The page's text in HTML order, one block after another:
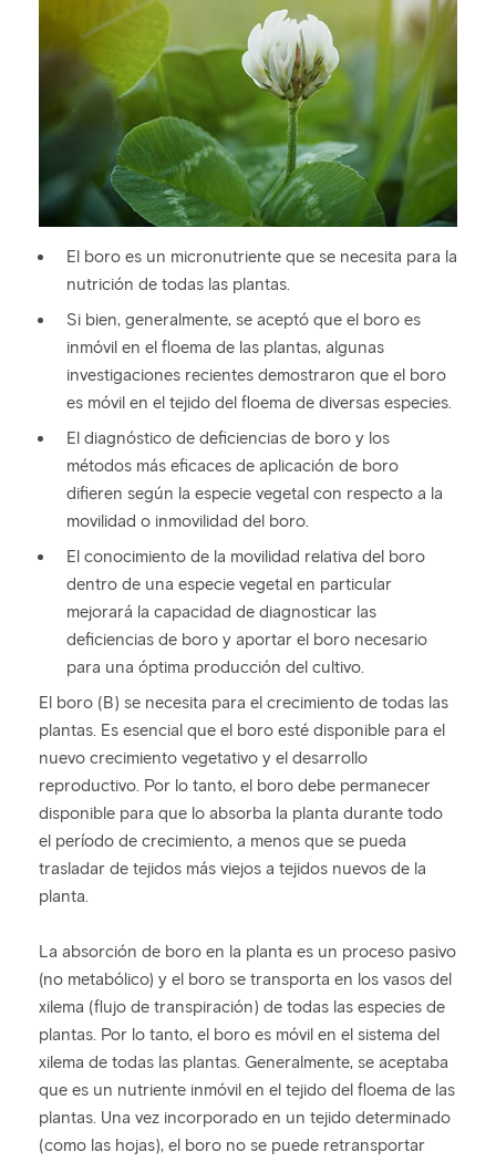
El boro es un micronutriente que se necesita para la
nutrición de todas las plantas.
Si bien, generalmente, se aceptó que el boro es
inmóvil en el floema de las plantas, algunas
investigaciones recientes demostraron que el boro
es móvil en el tejido del floema de diversas especies.
El diagnóstico de deficiencias de boro y los
métodos más eficaces de aplicación de boro
difieren según la especie vegetal con respecto a la
movilidad o inmovilidad del boro.
El conocimiento de la movilidad relativa del boro
dentro de una especie vegetal en particular
mejorará la capacidad de diagnosticar las
deficiencias de boro y aportar el boro necesario
para una óptima producción del cultivo.
El boro (B) se necesita para el crecimiento de todas las
plantas. Es esencial que el boro esté disponible para el
nuevo crecimiento vegetativo y el desarrollo
reproductivo. Por lo tanto, el boro debe permanecer
disponible para que lo absorba la planta durante todo
el período de crecimiento, a menos que se pueda
trasladar de tejidos más viejos a tejidos nuevos de la
planta.
La absorción de boro en la planta es un proceso pasivo
(no metabólico) y el boro se transporta en los vasos del
xilema (flujo de transpiración) de todas las especies de
plantas. Por lo tanto, el boro es móvil en el sistema del
xilema de todas las plantas. Generalmente, se aceptaba
que es un nutriente inmóvil en el tejido del floema de las
plantas. Una vez incorporado en un tejido determinado
(como las hojas), el boro no se puede retransportar